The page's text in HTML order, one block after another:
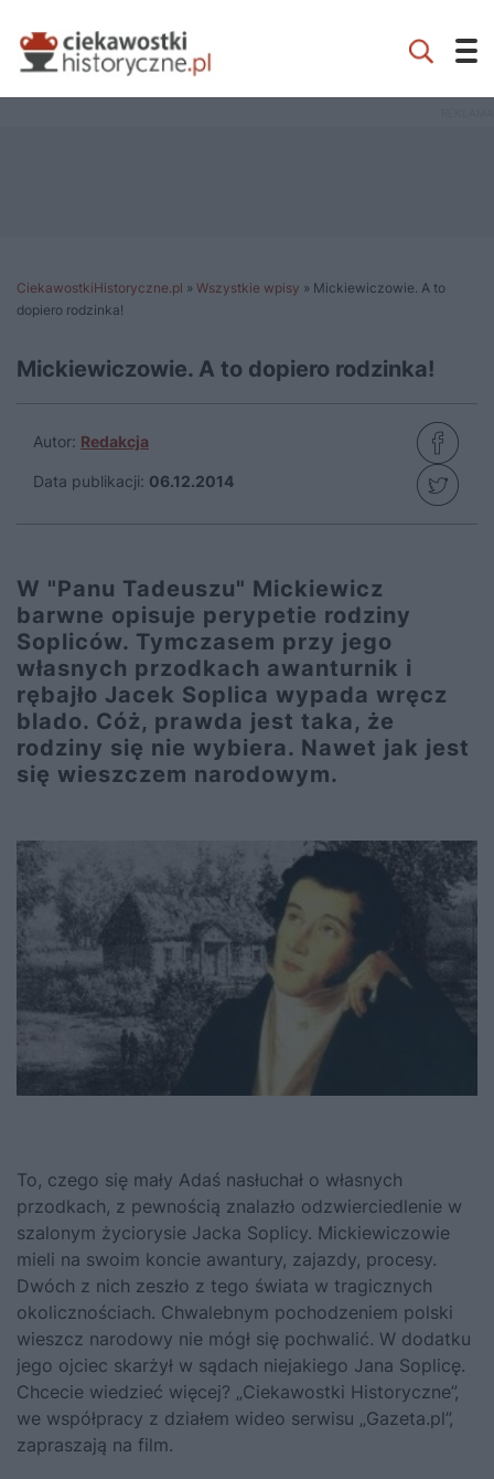
CiekawostkiHistoryczne.pl » Wszystkie wpisy » Mickiewiczowie. A to
dopiero rodzinka!
Mickiewiczowie. A to dopiero rodzinka!
Autor: Redakcja
Data publikacji: 06.12.2014
W "Panu Tadeuszu" Mickiewicz
barwne opisuje perypetie rodziny
Sopliców. Tymczasem przy jego
własnych przodkach awanturnik i
rębajło Jacek Soplica wypada wręcz
blado. Cóż, prawda jest taka, że
rodziny się nie wybiera. Nawet jak jest
się wieszczem narodowym.
To, czego się mały Adaś nasłuchał o własnych
przodkach, z pewnością znalazło odzwierciedlenie w
szalonym życiorysie Jacka Soplicy. Mickiewiczowie
mieli na swoim koncie awantury, zajazdy, procesy.
Dwóch z nich zeszło z tego świata w tragicznych
okolicznościach. Chwalebnym pochodzeniem polski
wieszcz narodowy nie mógł się pochwalić. W dodatku
jego ojciec skarżył w sądach niejakiego Jana Soplicę.
Chcecie wiedzieć więcej? „Ciekawostki Historyczne”,
we współpracy z działem wideo serwisu „Gazeta.pl”,
zapraszają na film.